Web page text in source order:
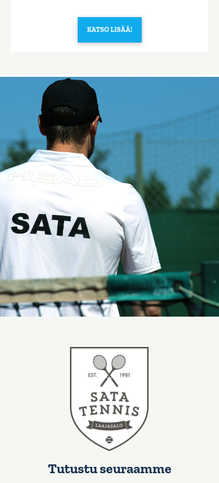
KATSO LISÄÄ!
Miten aloitan
tennisharrastuksen?
SATA-Tennis järjestää valmennustoimintaa
kaiken ikäisille ja tasoisille pelaajille;
alkeista kilpatennikseen. Pääpaino on lapsissa
ja nuorissa, mutta aikuisille löytyy
Tutustu seuraamme